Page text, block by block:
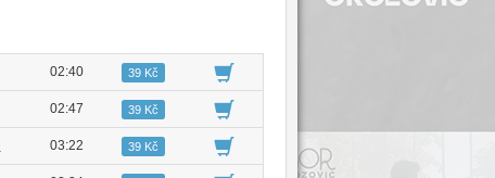
02:40 39 Kč
02:47 39 Kč
03:22 39 Kč